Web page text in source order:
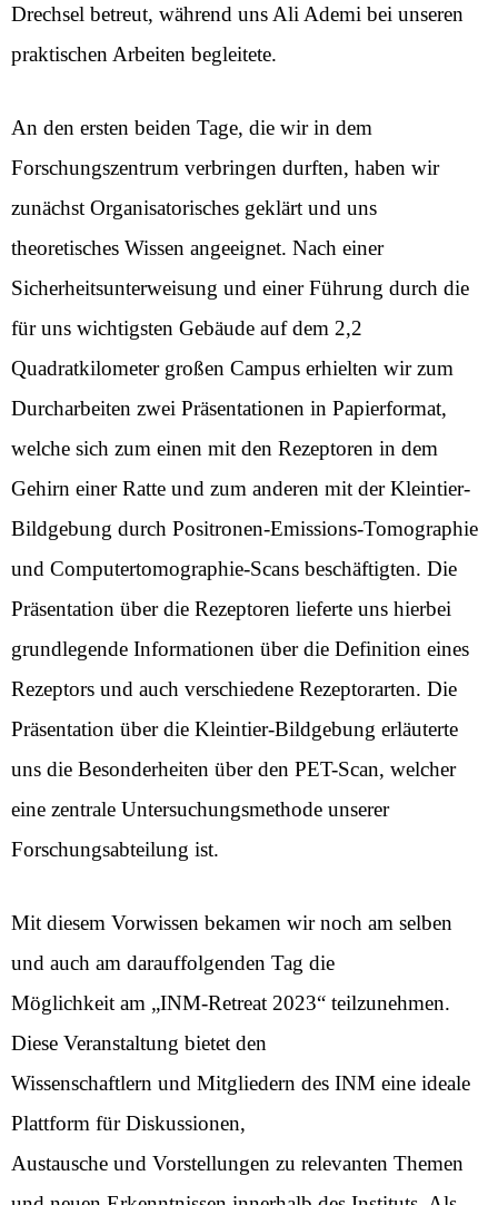
Drechsel betreut, während uns Ali Ademi bei unseren
praktischen Arbeiten begleitete.
An den ersten beiden Tage, die wir in dem
Forschungszentrum verbringen durften, haben wir
zunächst Organisatorisches geklärt und uns
theoretisches Wissen angeeignet. Nach einer
Sicherheitsunterweisung und einer Führung durch die
für uns wichtigsten Gebäude auf dem 2,2
Quadratkilometer großen Campus erhielten wir zum
Durcharbeiten zwei Präsentationen in Papierformat,
welche sich zum einen mit den Rezeptoren in dem
Gehirn einer Ratte und zum anderen mit der Kleintier-
Bildgebung durch Positronen-Emissions-Tomographie
und Computertomographie-Scans beschäftigten. Die
Präsentation über die Rezeptoren lieferte uns hierbei
grundlegende Informationen über die Definition eines
Rezeptors und auch verschiedene Rezeptorarten. Die
Präsentation über die Kleintier-Bildgebung erläuterte
uns die Besonderheiten über den PET-Scan, welcher
eine zentrale Untersuchungsmethode unserer
Forschungsabteilung ist.
Mit diesem Vorwissen bekamen wir noch am selben
und auch am darauffolgenden Tag die
Möglichkeit am „INM-Retreat 2023“ teilzunehmen.
Diese Veranstaltung bietet den
Wissenschaftlern und Mitgliedern des INM eine ideale
Plattform für Diskussionen,
Austausche und Vorstellungen zu relevanten Themen